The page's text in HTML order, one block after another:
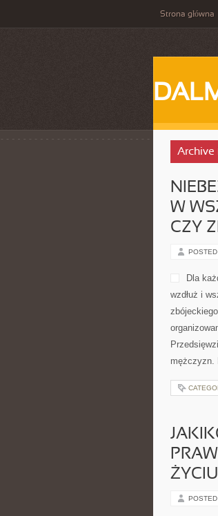
Strona główna
Archive
W
CZY
Dla
wzdłuż i
mężczyzn.